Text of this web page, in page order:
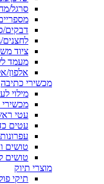
סרגל/
דבקים/
ציוד
מעמד
אלפון/
מכשירי כתיבה
מילוי
מכשירי
עטי
עטים
טושים
טושים
מוצרי תיוק
תיקי